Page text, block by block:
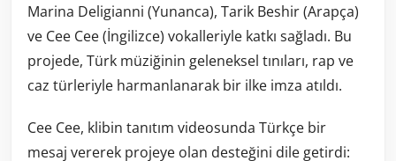
Marina Deligianni (Yunanca), Tarik Beshir (Arapça)
ve Cee Cee (İngilizce) vokalleriyle katkı sağladı. Bu
projede, Türk müziğinin geleneksel tınıları, rap ve
caz türleriyle harmanlanarak bir ilke imza atıldı.
Cee Cee, klibin tanıtım videosunda Türkçe bir
mesaj vererek projeye olan desteğini dile getirdi: